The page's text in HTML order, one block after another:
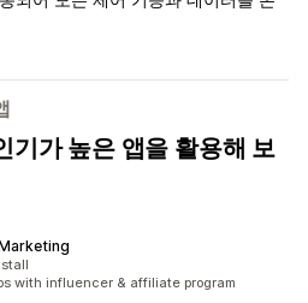
기가 높은 앱을 활용해 보
with influencer & affiliate program